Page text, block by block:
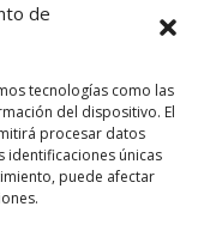
de
tecnologías como las
del dispositivo. El
procesar datos
identificaciones únicas
puede afectar